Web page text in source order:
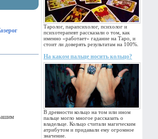
Таролог, парапсихолог, психолог и
психотерапевт рассказали о том, как
именно «работает» гадание на Таро, и
стоит ли доверять результатам на 100%.
На каком пальце носить кольцо?
В древности кольцо на том или ином
пальце могло многое рассказать о
владельце. Кольцо считали магическим
атрибутом и придавали ему огромное
значение.